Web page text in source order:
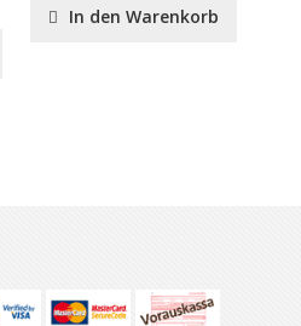
In den Warenkorb